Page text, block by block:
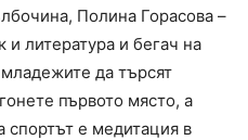
Полина Горасова –
и литература и бегач на
да търсят
първото място, а
спортът е медитация в